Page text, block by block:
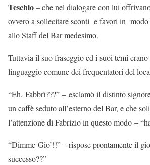
Teschio– che nel dialogare con lui
ovvero a sollecitare sconti e favori in modo
allo Staff del Bar medesimo.
Tuttavia il suo fraseggio ed i suoi temi
linguaggio comune dei frequentatori del
“Eh, Fabbrì???” – esclamò il distinto
un caffè seduto all’esterno del Bar, e che
l’attenzione di Fabrizio in questo modo –
“Dimme Gio’!!” – rispose prontamente il
successo??”